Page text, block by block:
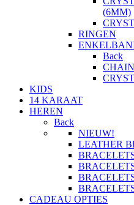
(6MM)
RINGEN
Back
CHAIN
KIDS
14 KARAAT
HEREN
Back
NIEUW!
LEATHER
CADEAU OPTIES